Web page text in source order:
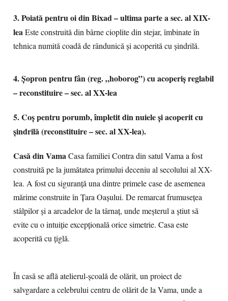
3. Poiată pentru oi din Bixad – ultima parte a sec. al XIX-
leaEste construită din bârne cioplite din stejar, îmbinate în
tehnica numită coadă de rândunică şi acoperită cu şindrilă.
4. Șopron pentru fân (reg. „hoborog”) cu acoperiş reglabil
– reconstituire – sec. al XX-lea
5. Coş pentru porumb, împletit din nuiele şi acoperit cu
șindrilă (reconstituire – sec. al XX-lea).
Casă din VamaCasa familiei Contra din satul Vama a fost
construită pe la jumătatea primului deceniu al secolului al XX-
lea. A fost cu siguranţă una dintre primele case de asemenea
mărime construite în Ţara Oaşului. De remarcat frumuseţea
stâlpilor şi a arcadelor de la târnaţ, unde meşterul a ştiut să
evite cu o intuiţie excepţională orice simetrie. Casa este
acoperită cu ţiglă.
În casă se află atelierul-şcoală de olărit, un proiect de
salvgardare a celebrului centru de olărit de la Vama, unde a